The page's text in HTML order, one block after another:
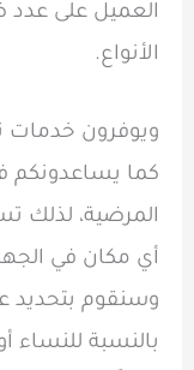
العميل على
الأنواع.
ويوفرون خدمات
كما يساعدونكم
المرضية، لذلك
أي مكان في
وسنقوم بتحديد
بالنسبة للنساء